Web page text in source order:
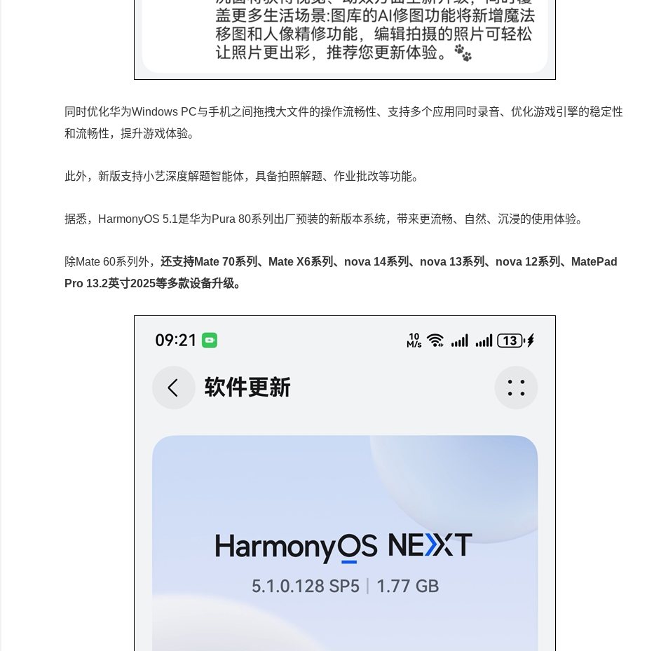
同时优化华为Windows PC与手机之间拖拽大文件的操作流畅性、支持多个应用同时录音、优化游戏引擎的稳定性
和流畅性，提升游戏体验。
此外，新版支持小艺深度解题智能体，具备拍照解题、作业批改等功能。
据悉，HarmonyOS 5.1是华为Pura 80系列出厂预装的新版本系统，带来更流畅、自然、沉浸的使用体验。
除Mate 60系列外， 还支持Mate 70系列、Mate X6系列、nova 14系列、nova 13系列、nova 12系列、MatePad
Pro 13.2英寸2025等多款设备升级。